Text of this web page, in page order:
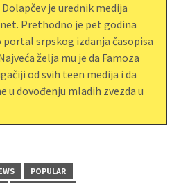
je urednik medija
Prethodno je pet godina
portal srpskog izdanja časopisa
želja mu je da Famoza
od svih teen medija i da
u dovođenju mladih zvezda u
POPULAR